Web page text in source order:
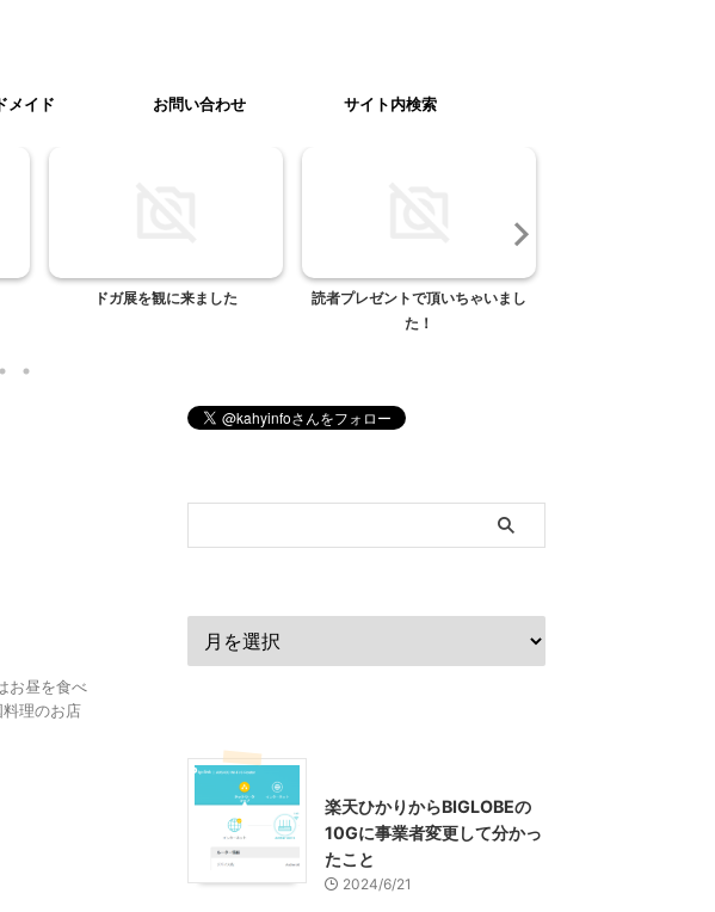
メイド お問い合わせ サイト内検索
ドガ展を観に来ました
読者プレゼントで頂いちゃいまし
た！
お昼を食べ
理のお店
楽天ひかりからBIGLOBEの
10Gに事業者変更して分かっ
たこと
2024/6/21